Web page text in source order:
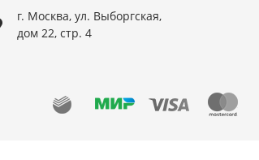
г. Москва, ул. Выборгская,
дом 22, стр. 4